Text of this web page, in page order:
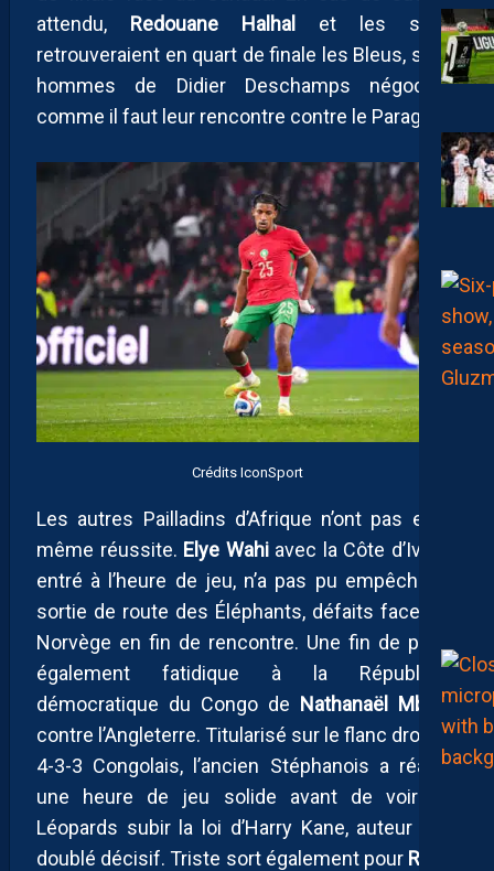
attendu, Redouane Halhal et les siens
retrouveraient en quart de finale les Bleus, si les
hommes de Didier Deschamps négocient
comme il faut leur rencontre contre le Paraguay;
Crédits IconSport
Les autres Pailladins d’Afrique n’ont pas eu la
même réussite. Elye Wahiavec la Côte d’Ivoire,
entré à l’heure de jeu, n’a pas pu empêcher la
sortie de route des Éléphants, défaits face à la
Norvège en fin de rencontre. Une fin de partie
également fatidique à la République
démocratique du Congo de Nathanaël
Mbuku
contre l’Angleterre. Titularisé sur le flanc droit du
4-3-3 Congolais, l’ancien Stéphanois a réalisé
une heure de jeu solide avant de voir les
Léopards subir la loi d’Harry Kane, auteur d’un
doublé décisif. Triste sort également pour Ramy